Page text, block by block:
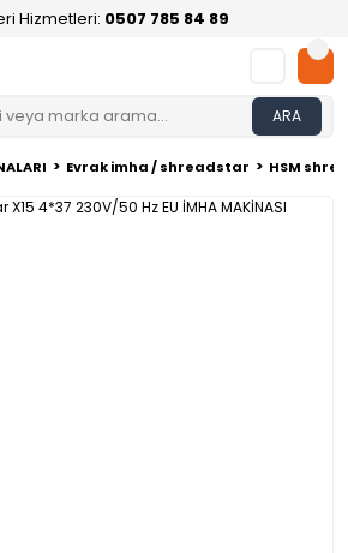
Hizmetleri: 0507 785 84 89
ARA
Evrak imha / shreadstar HSM